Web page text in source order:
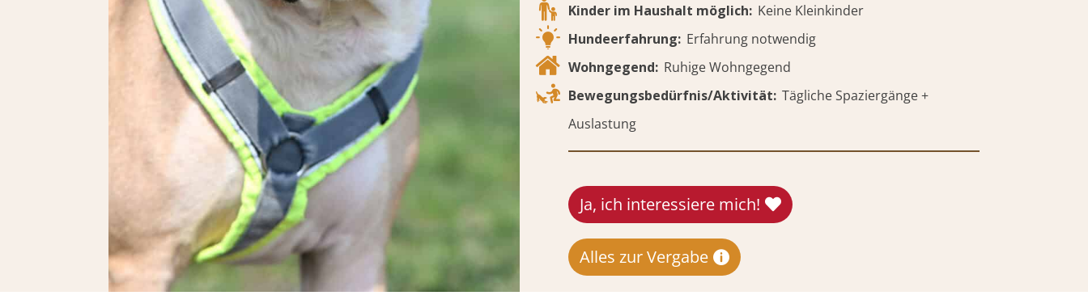
Kinder im Haushalt möglich Keine Kleinkinder
Hundeerfahrung Erfahrung notwendig
Wohngegend Ruhige Wohngegend
Bewegungsbedürfnis/Aktivität Tägliche Spaziergänge +
Auslastung
Ja, ich interessiere mich!
Alles zur Vergabe